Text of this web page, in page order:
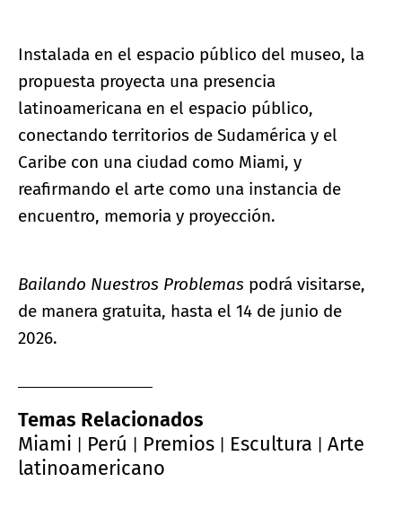
Instalada en el espacio público del museo, la
propuesta proyecta una presencia
latinoamericana en el espacio público,
conectando territorios de Sudamérica y el
Caribe con una ciudad como Miami, y
reafirmando el arte como una instancia de
encuentro, memoria y proyección.
Bailando Nuestros Problemas podrá visitarse,
de manera gratuita, hasta el 14 de junio de
2026.
Temas Relacionados
Miami
Perú Premios Escultura
Arte
latinoamericano